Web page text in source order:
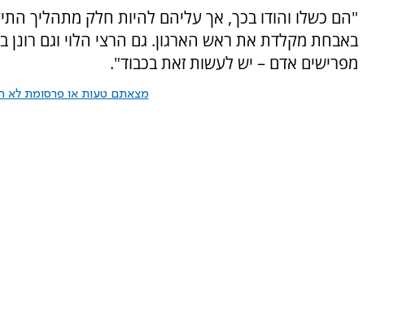
"הם כשלו והודו בכך, אך עליהם להיות חלק מתהליך
באבחת מקלדת את ראש הארגון. גם הרצי הלוי וגם
מפרישים אדם – יש לעשות זאת בכבוד".
מצאתם טעות או פרסומת לא